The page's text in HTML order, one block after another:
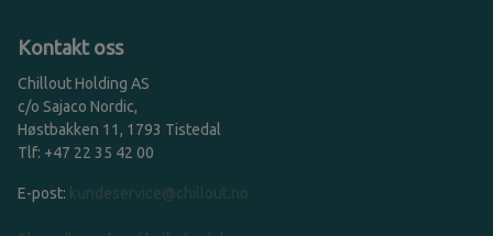
Kontakt oss
Chillout Holding AS
c/o Sajaco Nordic,
Høstbakken 11, 1793 Tistedal
Tlf: +47 22 35 42 00
E-post: kundeservice@chillout.no